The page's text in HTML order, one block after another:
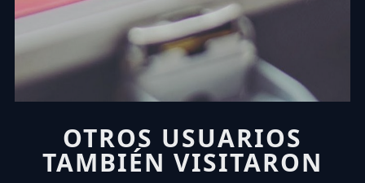
OTROS USUARIOS
TAMBIÉN VISITARON